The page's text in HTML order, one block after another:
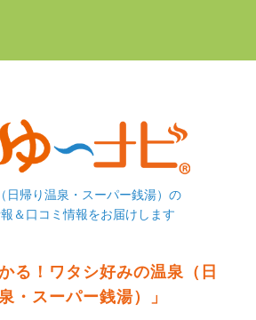
日帰り温泉・スーパー銭湯）の
＆口コミ情報をお届けします
る！ワタシ好みの温泉（日
・スーパー銭湯）」